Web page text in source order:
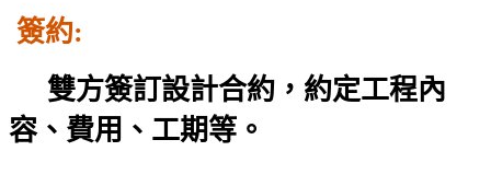
簽約:
雙方簽訂設計合約，約定工程內
容、費用、工期等。